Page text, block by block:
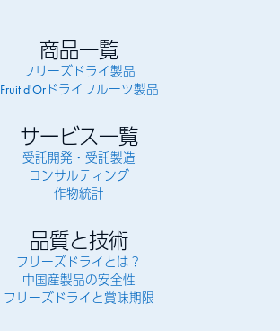
商品一覧
フリーズドライ製品
Fruit d'Orドライフルーツ製品
サービス一覧
受託開発・受託製造
コンサルティング
作物統計
品質と技術
フリーズドライとは？
中国産製品の安全性
フリーズドライと賞味期限